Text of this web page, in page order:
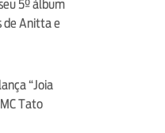
5º álbum
de Anitta e
“Joia
Tato